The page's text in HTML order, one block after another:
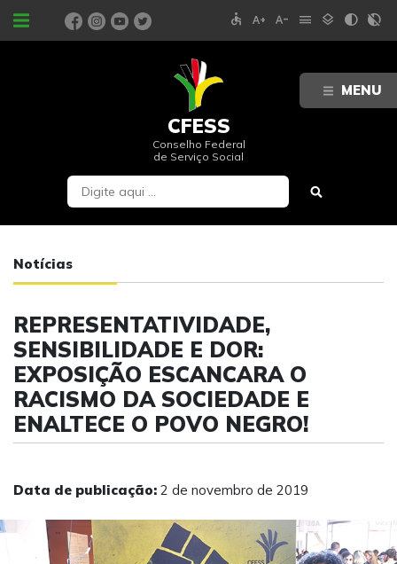
MENU
PORTAIS accessible text_increase text_decrease menu layers contrast contrast_rtl_off
CFESS
Conselho Federal
de Serviço Social
Notícias
REPRESENTATIVIDADE,
SENSIBILIDADE E DOR:
EXPOSIÇÃO ESCANCARA O
RACISMO DA SOCIEDADE E
ENALTECE O POVO NEGRO!
Data de publicação: 2 de novembro de 2019